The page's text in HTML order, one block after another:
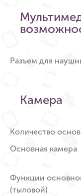
Разъем для
Камера
Количество
Основная камера
Функции
(тыловой)